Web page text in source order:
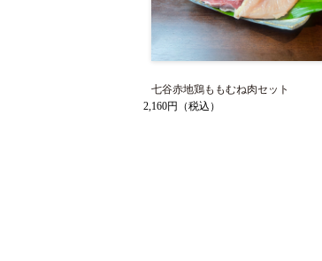
七谷赤地鶏ももむね肉セット
2,160円 （税込）